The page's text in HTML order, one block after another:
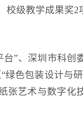
级教学成果奖2
”、深圳市科创
色包装设计与
张艺术与数字化